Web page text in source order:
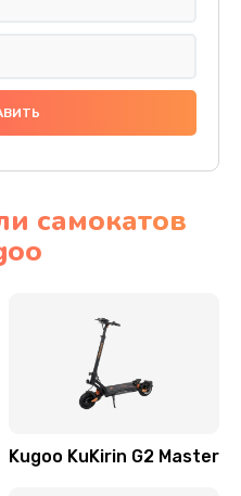
самокатов
Kugoo KuKirin G2 Master